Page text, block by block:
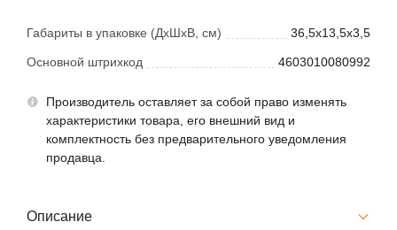
Габариты в упаковке (ДхШхВ, см) 36,5x13,5x3,5
Основной штрихкод 4603010080992
Производитель оставляет за собой право изменять
характеристики товара, его внешний вид и
комплектность без предварительного уведомления
продавца.
Описание